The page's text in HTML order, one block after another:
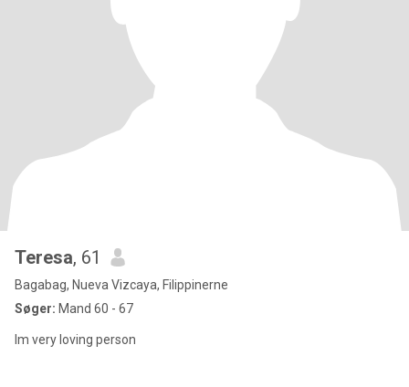
Teresa, 61
Bagabag, Nueva Vizcaya, Filippinerne
Søger: Mand 60 - 67
Im very loving person